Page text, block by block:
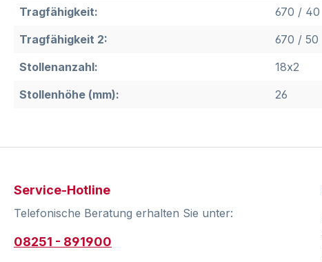
Tragfähigkeit:
670 / 40
Tragfähigkeit 2:
670 / 50
Stollenanzahl:
18x2
Stollenhöhe (mm):
26
Service-Hotline
Telefonische Beratung erhalten Sie unter:
08251 - 891900